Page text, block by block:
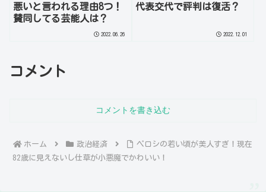
悪いと言われる理由8つ！
賛同してる芸能人は？
2022.06.26
代表交代で評判は復活？
2022.12.01
コメント
コメントを書き込む
ホーム 政治経済
ペロシの若い頃が美人すぎ！現在
82歳に見えないし仕草が小悪魔でかわいい！